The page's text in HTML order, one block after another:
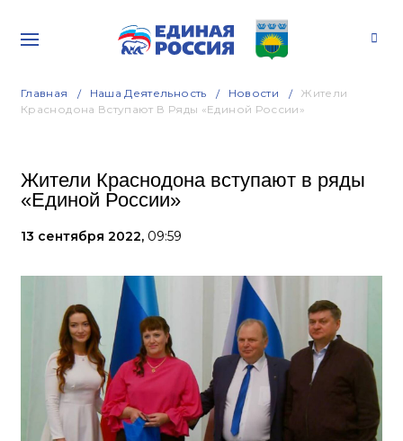
Главная Наша Деятельность Новости
Жители
Краснодона Вступают В Ряды «Единой России»
Жители Краснодона вступают в ряды
«Единой России»
13 сентября 2022, 09:59